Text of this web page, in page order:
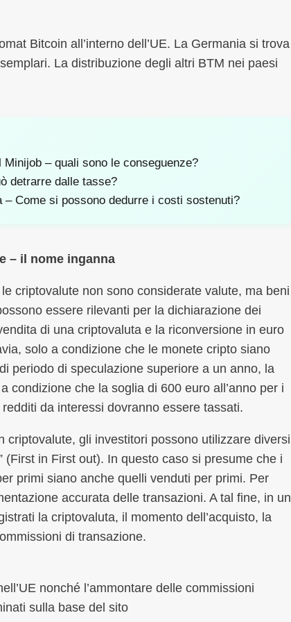
Bitcoin all’interno dell’UE. La Germania si trova
La distribuzione degli altri BTM nei paesi
– quali sono le conseguenze?
detrarre dalle tasse?
Come si possono dedurre i costi sostenuti?
– il nome inganna
criptovalute non sono considerate valute, ma beni
essere rilevanti per la dichiarazione dei
di una criptovaluta e la riconversione in euro
solo a condizione che le monete cripto siano
periodo di speculazione superiore a un anno, la
condizione che la soglia di 600 euro all’anno per i
da interessi dovranno essere tassati.
gli investitori possono utilizzare diversi
(First in First out). In questo caso si presume che i
primi siano anche quelli venduti per primi. Per
accurata delle transazioni. A tal fine, in un
la criptovaluta, il momento dell’acquisto, la
di transazione.
nonché l’ammontare delle commissioni
sulla base del sito